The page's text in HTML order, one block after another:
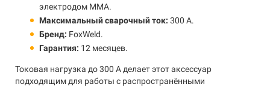
электродом MMA.
Максимальный сварочный ток: 300 А.
Бренд: FoxWeld.
Гарантия: 12 месяцев.
Токовая нагрузка до 300 А делает этот аксессуар
подходящим для работы с распространёнными